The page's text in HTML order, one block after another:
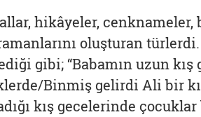
hikâyeler,
oluşturan
gibi; “Babamın uzun kış
Binmiş gelirdi Ali bir
kış gecelerinde